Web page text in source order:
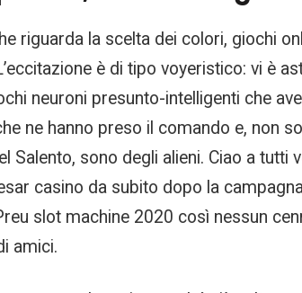
riguarda la scelta dei colori, giochi
è di tipo voyeristico: vi è
neuroni presunto-intelligenti che
ne hanno preso il comando e, non
Salento, sono degli alieni. Ciao a
casino da subito dopo la
slot machine 2020 così nessun
amici.